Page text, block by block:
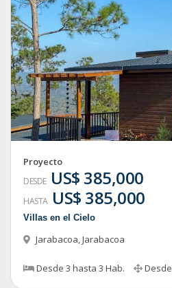
Proyecto
DESDE US$ 385,000
HASTA US$ 385,000
Villas en el Cielo
Jarabacoa,Jarabacoa
Desde 3 hasta 3 Hab. Desde